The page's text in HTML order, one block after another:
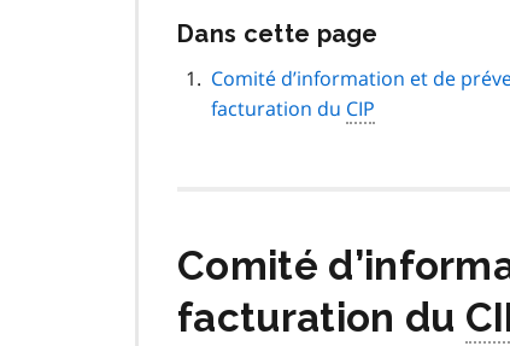
Dans cette page
navigation
Comité d’information et de
facturation du CIP
Comité
facturation du